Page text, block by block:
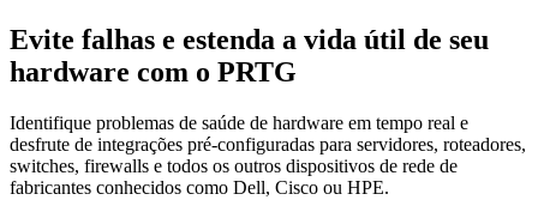
Evite falhas e estenda a vida útil de seu
hardware com o PRTG
Identifique problemas de saúde de hardware em tempo real e
desfrute de integrações pré-configuradas para servidores, roteadores,
switches, firewalls e todos os outros dispositivos de rede de
fabricantes conhecidos como Dell, Cisco ou HPE.